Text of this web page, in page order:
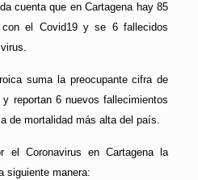
cuenta que en Cartagena hay 85
con el Covid19 y se 6 fallecidos
suma la preocupante cifra de
reportan 6 nuevos fallecimientos
de mortalidad más alta del país.
el Coronavirus en Cartagena la
siguiente manera: